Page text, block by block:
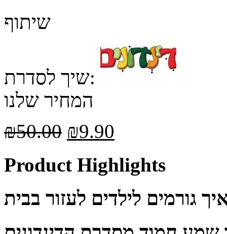
שיתוף
שיך לסדרת:
המחיר שלנו
₪50.00 ₪9.90
Product Highlights
גורמים לילדים לעזור בבית